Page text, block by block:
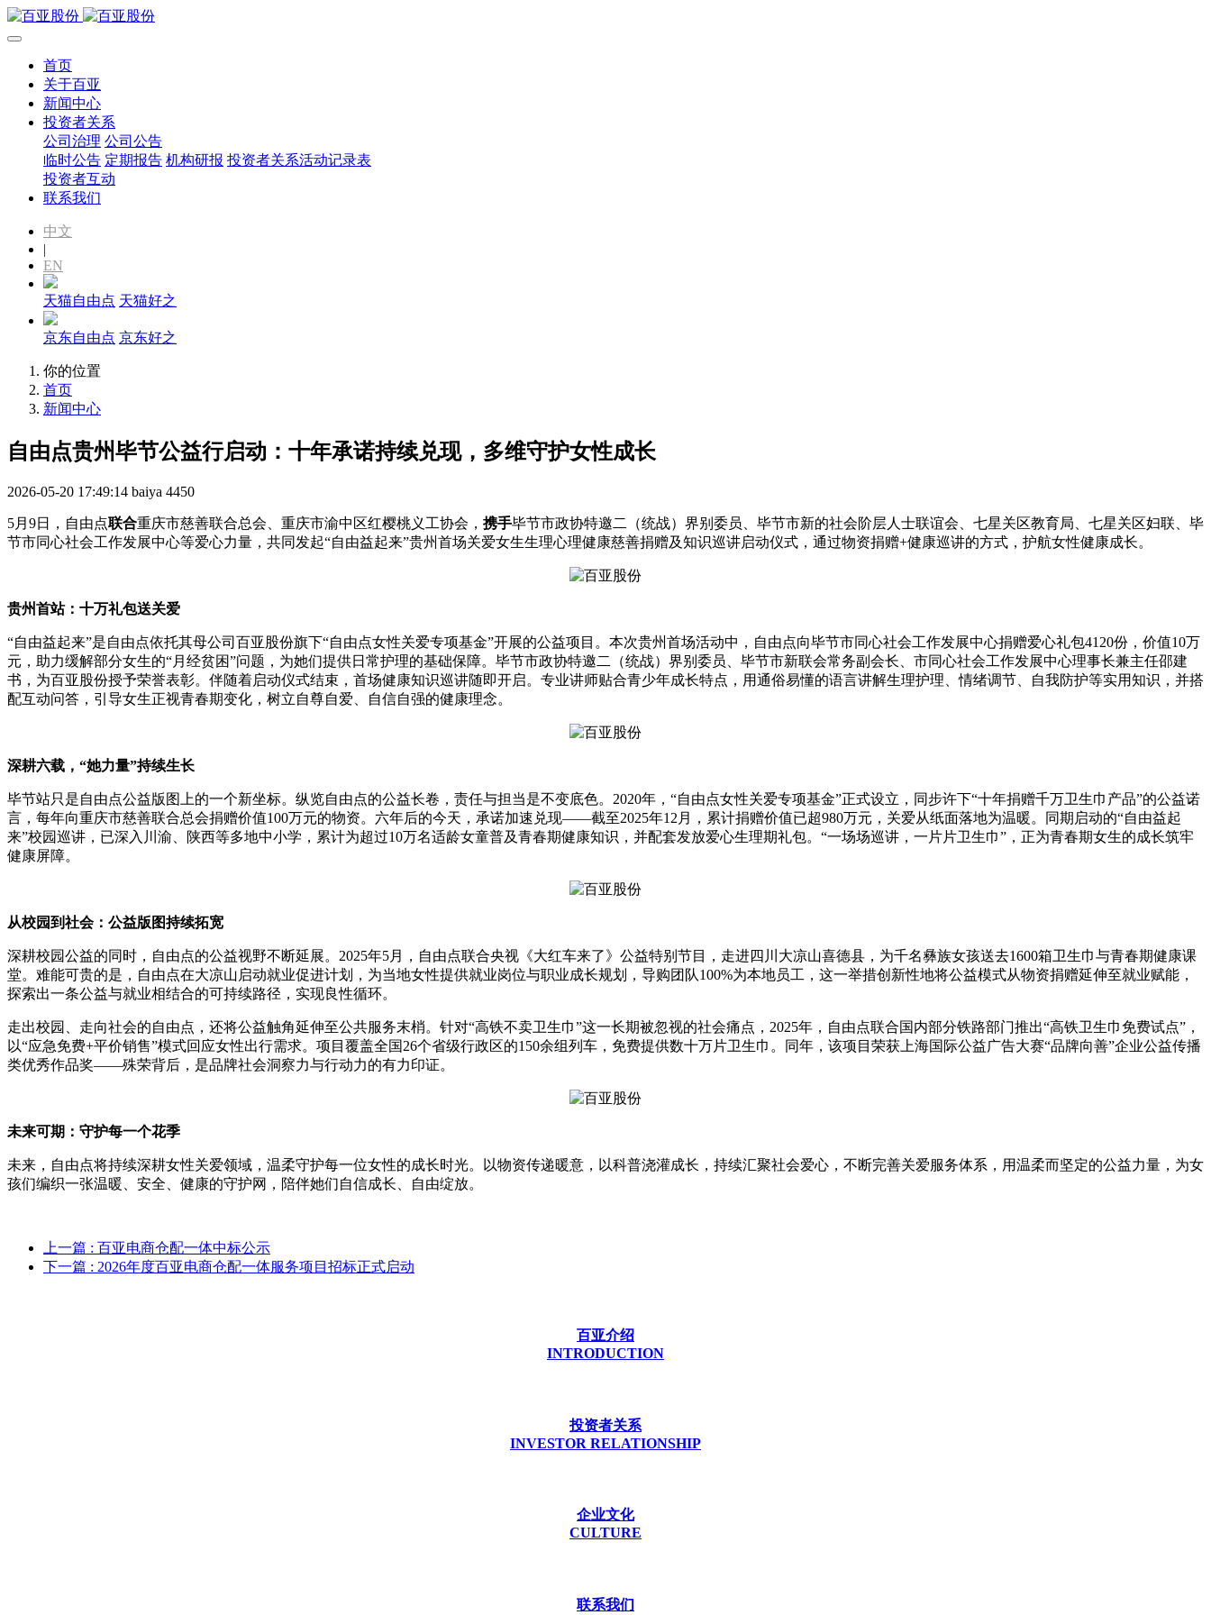
首页
关于百亚
新闻中心
投资者关系
公司治理 公司公告
临时公告 定期报告 机构研报 投资者关系活动记录表
投资者互动
联系我们
中文
|
EN
天猫自由点 天猫好之
京东自由点 京东好之
你的位置
首页
新闻中心
自由点贵州毕节公益行启动：十年承诺持续兑现，多维守护女性成长
2026-05-20 17:49:14 baiya 4450
5月9日，自由点联合重庆市慈善联合总会、重庆市渝中区红樱桃义工协会， 携手毕节市政协特邀二（统战）界别委员、毕节市新的社会阶层人士联谊会、七星关区教育局、七星关区妇联、毕
节市同心社会工作发展中心等爱心力量，共同发起“自由益起来”贵州首场关爱女生生理心理健康慈善捐赠及知识巡讲启动仪式，通过物资捐赠+健康巡讲的方式，护航女性健康成长。
贵州首站：十万礼包送关爱
“自由益起来”是自由点依托其母公司百亚股份旗下“自由点女性关爱专项基金”开展的公益项目。本次贵州首场活动中，自由点向毕节市同心社会工作发展中心捐赠爱心礼包4120份，价值10万
元，助力缓解部分女生的“月经贫困”问题，为她们提供日常护理的基础保障。毕节市政协特邀二（统战）界别委员、毕节市新联会常务副会长、市同心社会工作发展中心理事长兼主任邵建
书，为百亚股份授予荣誉表彰。伴随着启动仪式结束，首场健康知识巡讲随即开启。专业讲师贴合青少年成长特点，用通俗易懂的语言讲解生理护理、情绪调节、自我防护等实用知识，并搭
配互动问答，引导女生正视青春期变化，树立自尊自爱、自信自强的健康理念。
深耕六载，“她力量”持续生长
毕节站只是自由点公益版图上的一个新坐标。纵览自由点的公益长卷，责任与担当是不变底色。2020年，“自由点女性关爱专项基金”正式设立，同步许下“十年捐赠千万卫生巾产品”的公益诺
言，每年向重庆市慈善联合总会捐赠价值100万元的物资。六年后的今天，承诺加速兑现——截至2025年12月，累计捐赠价值已超980万元，关爱从纸面落地为温暖。同期启动的“自由益起
来”校园巡讲，已深入川渝、陕西等多地中小学，累计为超过10万名适龄女童普及青春期健康知识，并配套发放爱心生理期礼包。“一场场巡讲，一片片卫生巾”，正为青春期女生的成长筑牢
健康屏障。
从校园到社会：公益版图持续拓宽
深耕校园公益的同时，自由点的公益视野不断延展。2025年5月，自由点联合央视《大红车来了》公益特别节目，走进四川大凉山喜德县，为千名彝族女孩送去1600箱卫生巾与青春期健康课
堂。难能可贵的是，自由点在大凉山启动就业促进计划，为当地女性提供就业岗位与职业成长规划，导购团队100%为本地员工，这一举措创新性地将公益模式从物资捐赠延伸至就业赋能，
探索出一条公益与就业相结合的可持续路径，实现良性循环。
走出校园、走向社会的自由点，还将公益触角延伸至公共服务末梢。针对“高铁不卖卫生巾”这一长期被忽视的社会痛点，2025年，自由点联合国内部分铁路部门推出“高铁卫生巾免费试点”，
以“应急免费+平价销售”模式回应女性出行需求。项目覆盖全国26个省级行政区的150余组列车，免费提供数十万片卫生巾。同年，该项目荣获上海国际公益广告大赛“品牌向善”企业公益传播
类优秀作品奖——殊荣背后，是品牌社会洞察力与行动力的有力印证。
未来可期：守护每一个花季
未来，自由点将持续深耕女性关爱领域，温柔守护每一位女性的成长时光。以物资传递暖意，以科普浇灌成长，持续汇聚社会爱心，不断完善关爱服务体系，用温柔而坚定的公益力量，为女
孩们编织一张温暖、安全、健康的守护网，陪伴她们自信成长、自由绽放。
上一篇 : 百亚电商仓配一体中标公示
下一篇 : 2026年度百亚电商仓配一体服务项目招标正式启动
百亚介绍
INTRODUCTION
投资者关系
INVESTOR RELATIONSHIP
企业文化
CULTURE
联系我们